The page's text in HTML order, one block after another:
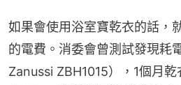
如果會使用浴室寶乾衣的話，
的電費。消委會曾測試發現耗
Zanussi ZBH1015），1個月